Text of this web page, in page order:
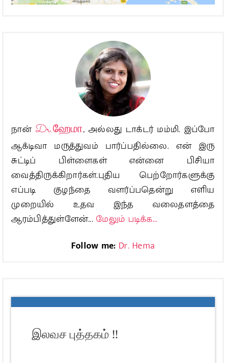
நான்Dr.ஹேமா, அல்லது டாக்டர் மம்மி. இப்போ
ஆக்டிவா மருத்துவம் பார்ப்பதில்லை. என் இரு
சுட்டிப் பிள்ளைகள் என்னை பிசியா
வைத்திருக்கிறார்கள்.புதிய பெற்றோர்களுக்கு
எப்படி குழந்தை வளர்ப்பதென்று எளிய
முறையில் உதவ இந்த வலைதளத்தை
ஆரம்பித்துள்ளேன்...மேலும் படிக்க...
Follow me: Dr. Hema
இலவச புத்தகம் !!